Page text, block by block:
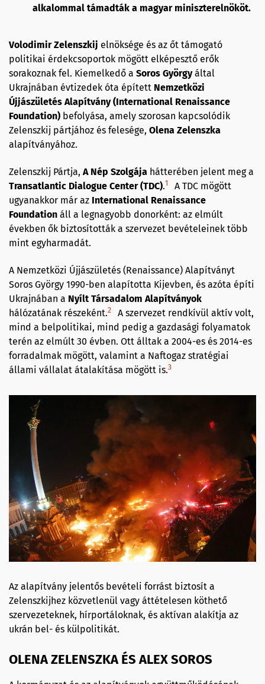
alkalommal támadták a magyar miniszterelnököt.
Volodimir Zelenszkij elnöksége és az őt támogató
politikai érdekcsoportok mögött elképesztő erők
sorakoznak fel. Kiemelkedő a Soros Györgyáltal
Ukrajnában évtizedek óta épített Nemzetközi
Újjászületés Alapítvány (International Renaissance
Foundation) befolyása, amely szorosan kapcsolódik
Zelenszkij pártjához és felesége, Olena Zelenszka
alapítványához.
Zelenszkij Pártja, A Nép Szolgája hátterében jelent meg a
Transatlantic Dialogue Center (TDC).1
A TDC mögött
ugyanakkor már az International Renaissance
Foundation áll a legnagyobb donorként: az elmúlt
években ők biztosították a szervezet bevételeinek több
mint egyharmadát.
A Nemzetközi Újjászületés (Renaissance) Alapítványt
Soros György 1990-ben alapította Kijevben, és azóta építi
Ukrajnában a Nyílt Társadalom Alapítványok
hálózatának részeként.2
A szervezet rendkívül aktív volt,
mind a belpolitikai, mind pedig a gazdasági folyamatok
terén az elmúlt 30 évben. Ott álltak a 2004-es és 2014-es
forradalmak mögött, valamint a Naftogaz stratégiai
állami vállalat átalakítása mögött is.3
Az alapítvány jelentős bevételi forrást biztosít a
Zelenszkijhez közvetlenül vagy áttételesen köthető
szervezeteknek, hírportáloknak, és aktívan alakítja az
ukrán bel- és külpolitikát.
OLENA ZELENSZKA ÉS ALEX SOROS